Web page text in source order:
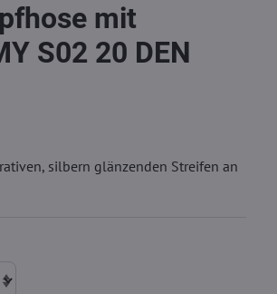
mit
S02 20 DEN
silbern glänzenden Streifen an